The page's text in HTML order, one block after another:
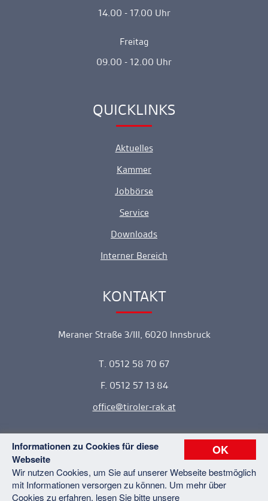
OK
Informationen zu Cookies für diese
Webseite
Wir nutzen Cookies, um Sie auf unserer Webseite bestmöglich
mit Informationen versorgen zu können. Um mehr über
Cookies zu erfahren, lesen Sie bitte unsere
14.00 - 17.00 Uhr
Freitag
09.00 - 12.00 Uhr
Ankerlink
QUICKLINKS
Aktuelles
Kammer
Jobbörse
Service
Downloads
Interner Bereich
Ankerlink
KONTAKT
Meraner Straße 3/III, 6020 Innsbruck
T. 0512 58 70 67
F. 0512 57 13 84
office
tiroler-rak.at
Copyright © 2026 Tiroler Rechtsanwaltskammer. Alle Rechte
vorbehalten.
Kontakt
Datenschutz Impressum